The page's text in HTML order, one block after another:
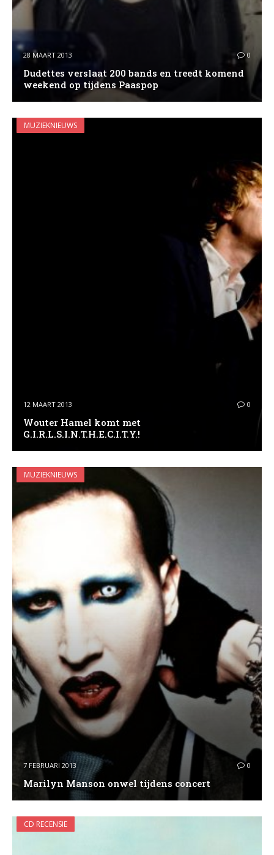
28 MAART 2013 0
Dudettes verslaat 200 bands en treedt komend
weekend op tijdens Paaspop
MUZIEKNIEUWS
12 MAART 2013 0
Wouter Hamel komt met
G.I.R.L.S.I.N.T.H.E.C.I.T.Y.!
MUZIEKNIEUWS
7 FEBRUARI 2013 0
Marilyn Manson onwel tijdens concert
CD RECENSIE